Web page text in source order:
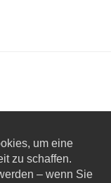
um eine
zu schaffen.
– wenn Sie